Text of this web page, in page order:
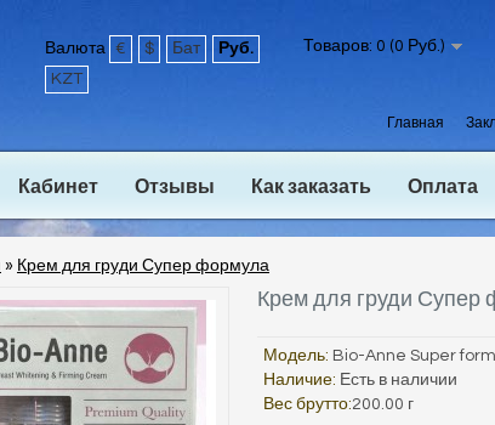
Валюта € $ Бат
Руб.
KZT
Товаров: 0 (0 Руб.)
Главная
Кабинет Отзывы Как заказать Оплата
» Крем для груди Супер формула
Крем для груди Супер
Модель: Bio-Anne Super
Наличие: Есть в наличии
Вес брутто:200.00 г